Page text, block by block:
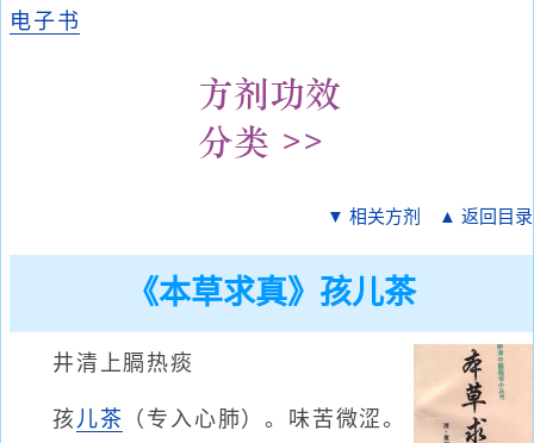
电子书
▼ 相关方剂 ▲ 返回目录
《本草求真》孩儿茶
井清上膈热痰
孩儿茶 （专入心肺）。味苦微涩。